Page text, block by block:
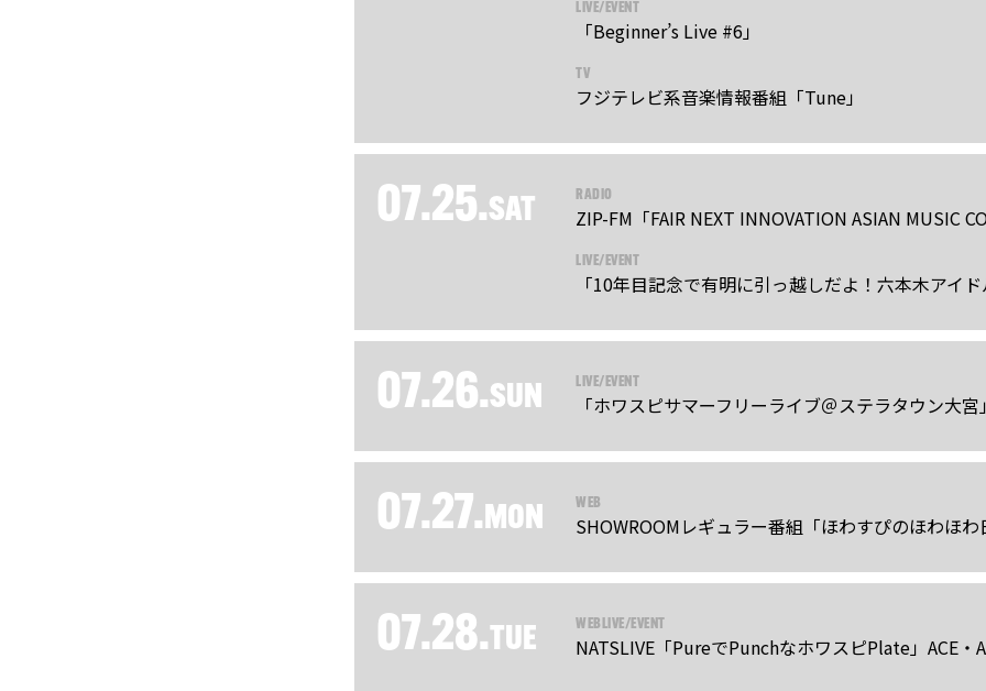
LIVE/EVENT
「Beginner’s Live #6」
TV
フジテレビ系音楽情報番組「Tune」
07.25.SAT RADIO
ZIP-FM「FAIR NEXT INNOVATION ASIAN MUSIC
LIVE/EVENT
「10年目記念で有明に引っ越しだよ！六本木アイ
07.26.SUN LIVE/EVENT
「ホワスピサマーフリーライブ＠ステラタウン大宮
07.27.MON WEB
SHOWROOMレギュラー番組「ほわすぴのほわほわ
07.28.TUE WEB LIVE/EVENT
NATSLIVE「PureでPunchなホワスピPlate」ACE・